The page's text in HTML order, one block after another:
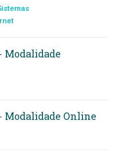
Modalidade
Modalidade Online